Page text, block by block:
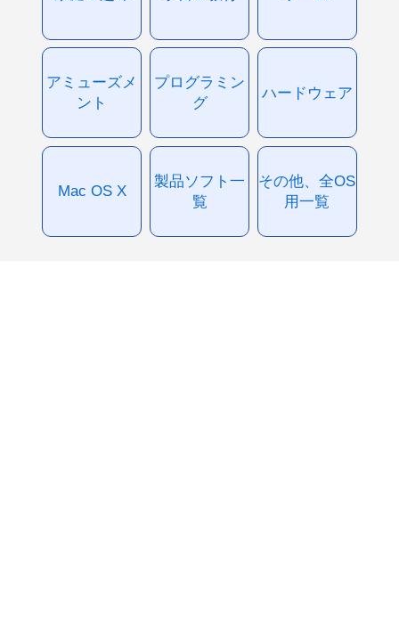
アミューズメ
ント
プログラミン
グ
ハードウェア
Mac OS X
製品ソフト一
覧
その他、全OS
用一覧